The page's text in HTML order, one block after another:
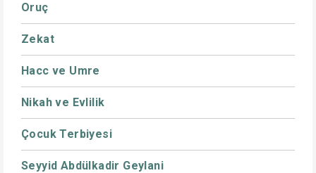
Oruç
Zekat
Hacc ve Umre
Nikah ve Evlilik
Çocuk Terbiyesi
Seyyid Abdülkadir Geylani